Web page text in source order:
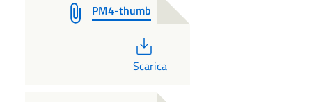
PM4-thumb
PDF
Scarica